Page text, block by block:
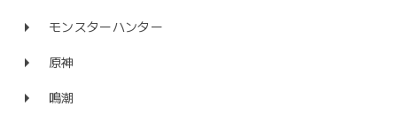
モンスターハンター
原神
鳴潮